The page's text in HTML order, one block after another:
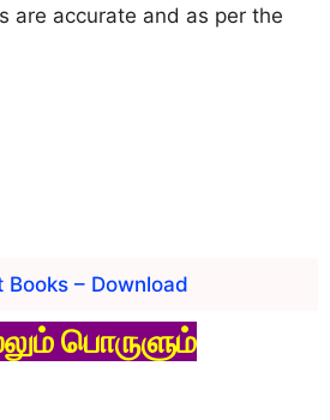
are accurate and as per the
Books – Download
பொருளும்